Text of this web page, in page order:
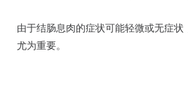
由于结肠息肉的症状可能轻微或无症
尤为重要。